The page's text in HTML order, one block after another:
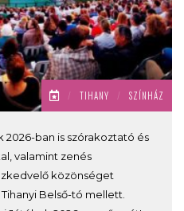
/ TIHANY / SZÍNHÁZ
2026-ban is szórakoztató és
valamint zenés
közönséget
Belső-tó mellett.